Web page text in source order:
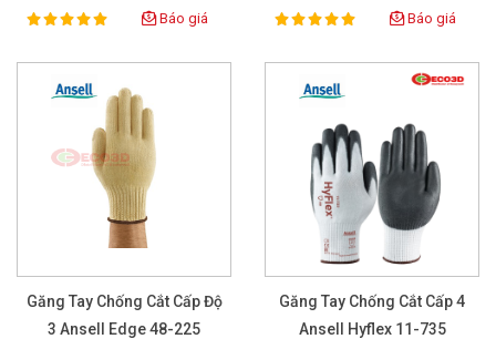
Rating:
100% Báo giá Rating:
100% Báo giá
Găng Tay Chống Cắt Cấp Độ
3 Ansell Edge 48-225
Găng Tay Chống Cắt Cấp 4
Ansell Hyflex 11-735